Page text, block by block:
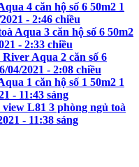
4 căn hộ số 6 50m2 1
- 2:46 chiều
Aqua 3 căn hộ số 6 50m2
- 2:33 chiều
Aqua 2 căn số 6
04/2021 - 2:08 chiều
1 căn hộ số 1 50m2 1
- 11:43 sáng
L81 3 phòng ngủ toà
- 11:38 sáng